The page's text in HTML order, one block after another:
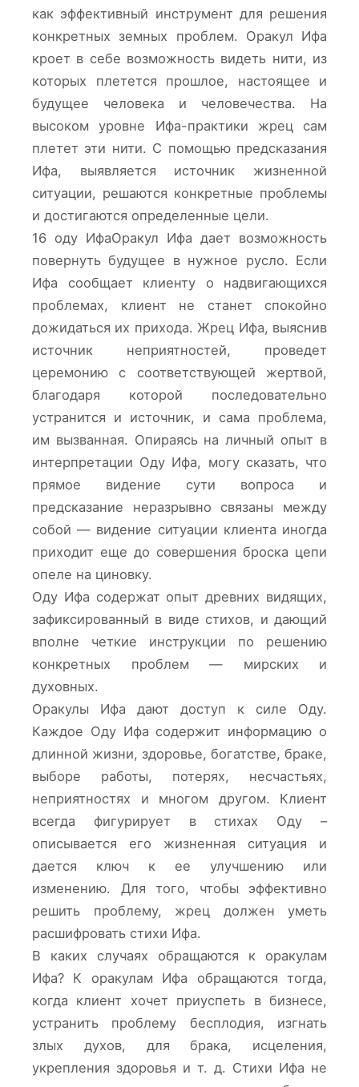
как эффективный инструмент для решения
конкретных земных проблем. Оракул Ифа
кроет в себе возможность видеть нити, из
которых плетется прошлое, настоящее и
будущее человека и человечества. На
высоком уровне Ифа-практики жрец сам
плетет эти нити. С помощью предсказания
Ифа, выявляется источник жизненной
ситуации, решаются конкретные проблемы
и достигаются определенные цели.
16 оду ИфаОракул Ифа дает возможность
повернуть будущее в нужное русло. Если
Ифа сообщает клиенту о надвигающихся
проблемах, клиент не станет спокойно
дожидаться их прихода. Жрец Ифа, выяснив
источник неприятностей, проведет
церемонию с соответствующей жертвой,
благодаря которой последовательно
устранится и источник, и сама проблема,
им вызванная. Опираясь на личный опыт в
интерпретации Оду Ифа, могу сказать, что
прямое видение сути вопроса и
предсказание неразрывно связаны между
собой — видение ситуации клиента иногда
приходит еще до совершения броска цепи
опеле на циновку.
Оду Ифа содержат опыт древних видящих,
зафиксированный в виде стихов, и дающий
вполне четкие инструкции по решению
конкретных проблем — мирских и
духовных.
Оракулы Ифа дают доступ к силе Оду.
Каждое Оду Ифа содержит информацию о
длинной жизни, здоровье, богатстве, браке,
выборе работы, потерях, несчастьях,
неприятностях и многом другом. Клиент
всегда фигурирует в стихах Оду –
описывается его жизненная ситуация и
дается ключ к ее улучшению или
изменению. Для того, чтобы эффективно
решить проблему, жрец должен уметь
расшифровать стихи Ифа.
В каких случаях обращаются к оракулам
Ифа? К оракулам Ифа обращаются тогда,
когда клиент хочет приуспеть в бизнесе,
устранить проблему бесплодия, изгнать
злых духов, для брака, исцеления,
укрепления здоровья и т. д. Стихи Ифа не